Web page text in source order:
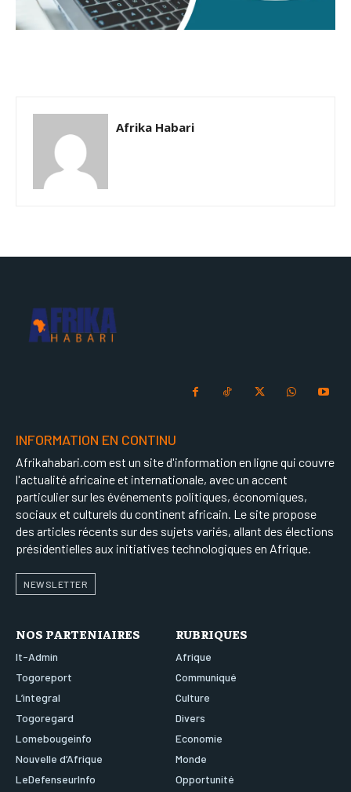
Afrika Habari
INFORMATION EN CONTINU
Afrikahabari.com est un site d'information en ligne qui couvre
l'actualité africaine et internationale, avec un accent
particulier sur les événements politiques, économiques,
sociaux et culturels du continent africain. Le site propose
des articles récents sur des sujets variés, allant des élections
présidentielles aux initiatives technologiques en Afrique.
NEWSLETTER
NOS PARTENIAIRES
It-Admin
Togoreport
L’integral
Togoregard
Lomebougeinfo
Nouvelle d’Afrique
LeDefenseurInfo
RUBRIQUES
Afrique
Communiqué
Culture
Divers
Economie
Monde
Opportunité